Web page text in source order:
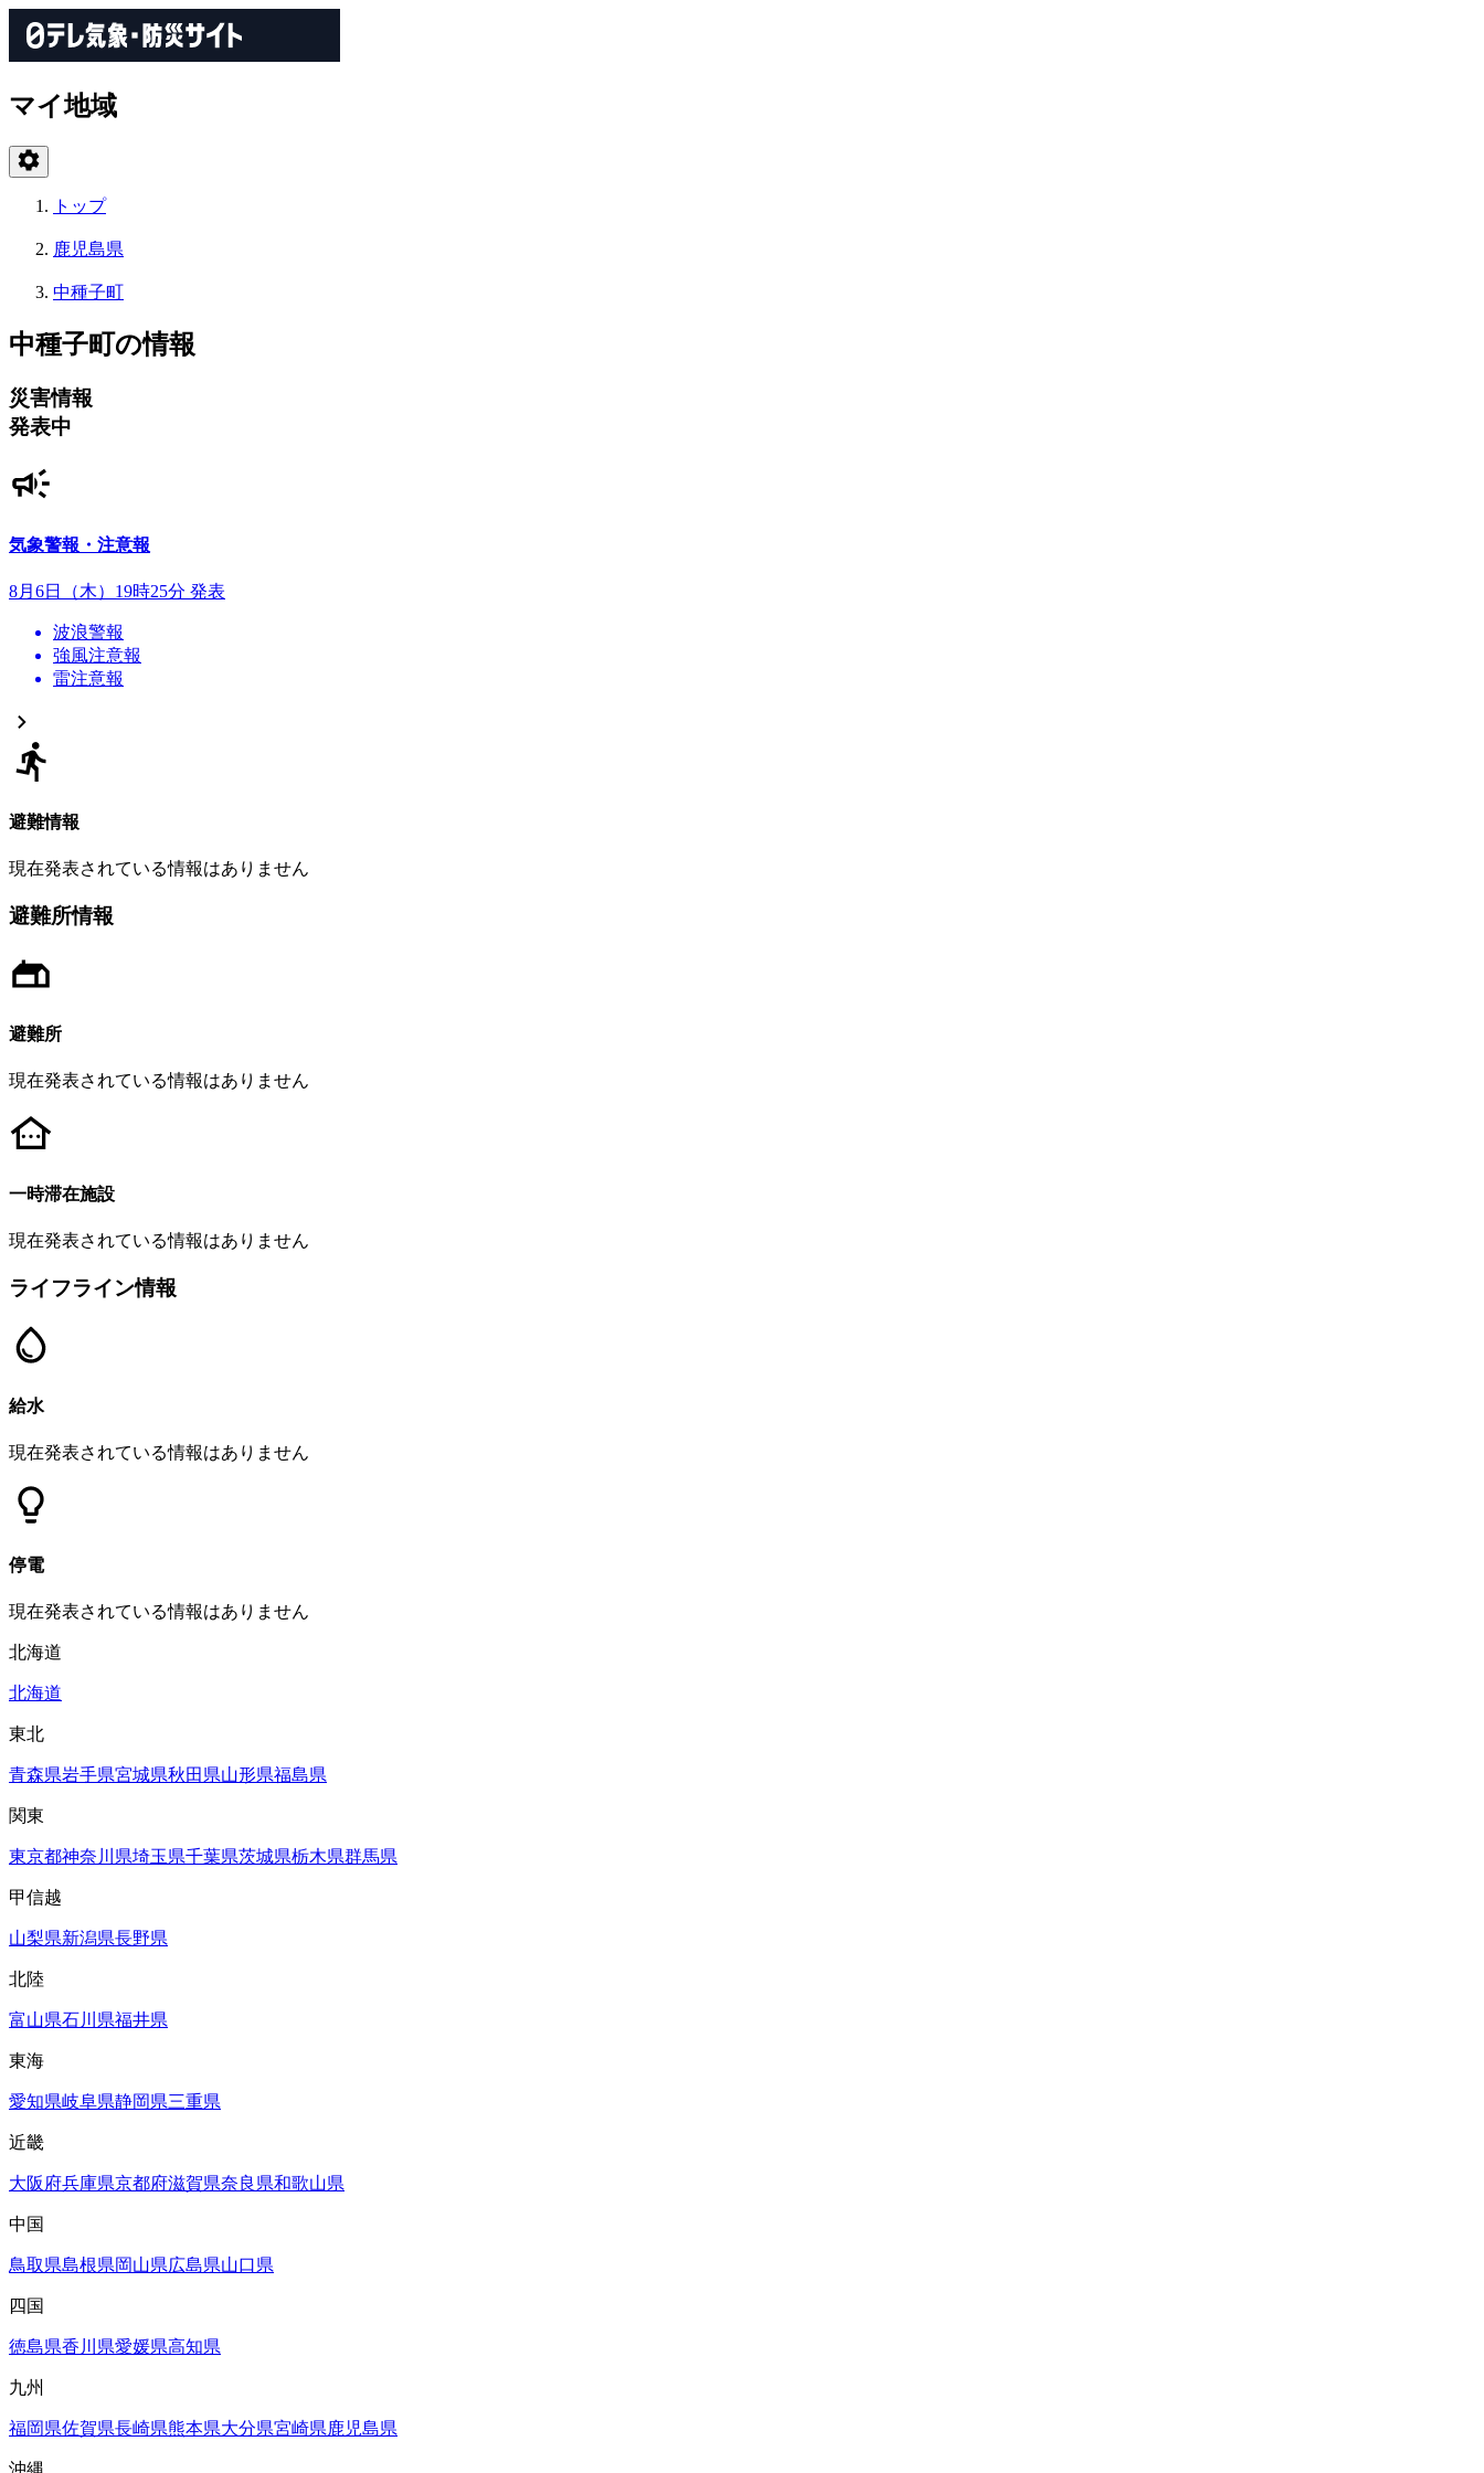
マイ地域
トップ
鹿児島県
中種子町
中種子町の情報
災害情報
発表中
気象警報・注意報
8月6日（木）19時25分 発表
波浪警報
強風注意報
雷注意報
避難情報
現在発表されている情報はありません
避難所情報
避難所
現在発表されている情報はありません
一時滞在施設
現在発表されている情報はありません
ライフライン情報
給水
現在発表されている情報はありません
停電
現在発表されている情報はありません
北海道
北海道
東北
青森県岩手県宮城県秋田県山形県福島県
関東
東京都神奈川県埼玉県千葉県茨城県栃木県群馬県
甲信越
山梨県新潟県長野県
北陸
富山県石川県福井県
東海
愛知県岐阜県静岡県三重県
近畿
大阪府兵庫県京都府滋賀県奈良県和歌山県
中国
鳥取県島根県岡山県広島県山口県
四国
徳島県香川県愛媛県高知県
九州
福岡県佐賀県長崎県熊本県大分県宮崎県鹿児島県